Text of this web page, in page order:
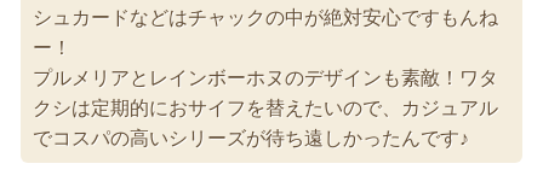
シュカードなどはチャックの中が絶対安心ですもんね
ー！
プルメリアとレインボーホヌのデザインも素敵！ワタ
クシは定期的におサイフを替えたいので、カジュアル
でコスパの高いシリーズが待ち遠しかったんです♪